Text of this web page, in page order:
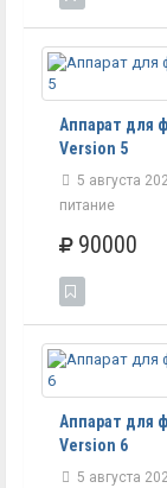
Аппарат для
Version 5
5 августа
питание
90000
Аппарат для
Version 6
5 августа